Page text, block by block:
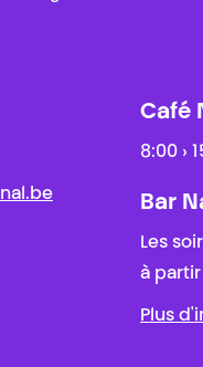
Café
8:00 ›
Bar
Les
à partir
Plus